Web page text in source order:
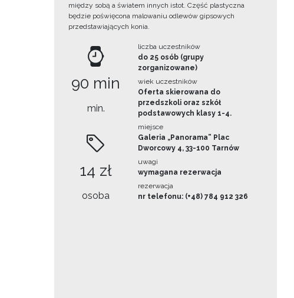
między sobą a światem innych istot. Część plastyczna
będzie poświęcona malowaniu odlewów gipsowych
przedstawiających konia.
90 min
min.
14 zł
osoba
liczba uczestników
do 25 osób (grupy
zorganizowane)
wiek uczestników
Oferta skierowana do
przedszkoli oraz szkół
podstawowych klasy 1-4.
miejsce
Galeria „Panorama” Plac
Dworcowy 4, 33-100 Tarnów
uwagi
wymagana rezerwacja
rezerwacja
nr telefonu: (+48) 784 912 326